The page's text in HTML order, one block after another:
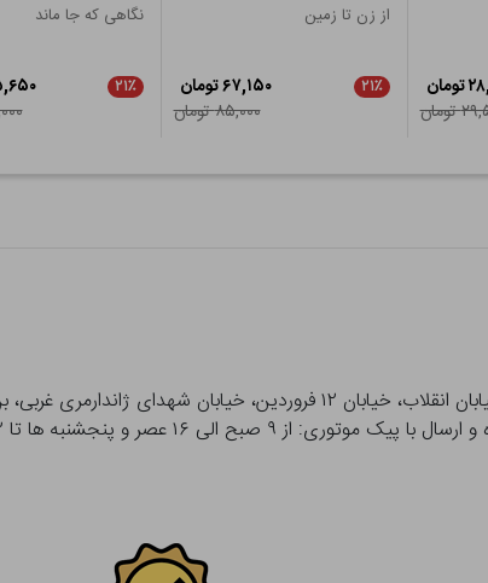
تومان
از زن تا زمین
۲۱٪
۶۷,۱۵۰ تومان
۸۵,۰۰۰ تومان
نگاهی که جا ماند
۲۱٪
۹ صبح الی ۱۶ عصر و پنجشنبه ها تا ۱۲
بصورت حضوری از آدرس تحویل حضوری سفارش خود را بدون هیچ هزینه ای تحویل بگیرید.